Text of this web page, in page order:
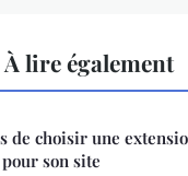
lire également
de choisir une
son site